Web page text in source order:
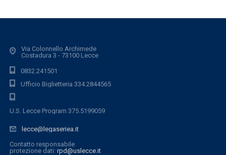
Via Colonnello Archimede
Costadura 3 - 73100 Lecce
0832.241501
Ufficio Biglietteria 334.2844565
U.S. Lecce Program 375.5199059
lecce@legaseriea.it
Contatto responsabile
protezione dati: rpd@uslecce.it